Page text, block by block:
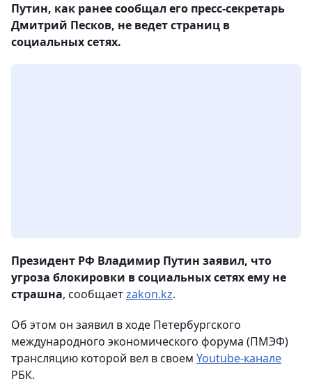
Путин, как ранее сообщал его пресс-секретарь
Дмитрий Песков, не ведет страниц в
социальных сетях.
Президент РФ Владимир Путин заявил, что
угроза блокировки в социальных сетях ему не
страшна, сообщаетzakon.kz.
Об этом он заявил в ходе Петербургского
международного экономического форума (ПМЭФ)
трансляцию которой вел в своем Youtube-канале
РБК.